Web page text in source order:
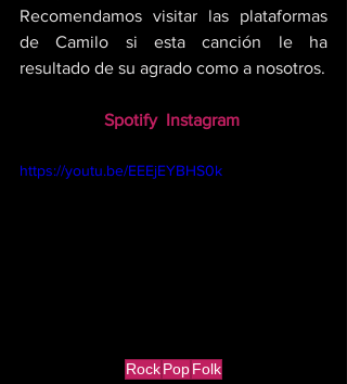
Recomendamos visitar las plataformas
de Camilo si esta canción le ha
resultado de su agrado como a nosotros.
Spotify Instagram
https://youtu.be/EEEjEYBHS0k
RockPopFolk